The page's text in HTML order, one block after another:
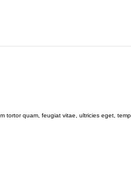
tortor quam, feugiat vitae, ultricies eget,